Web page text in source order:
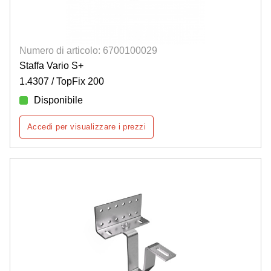
Numero di articolo: 6700100029
Staffa Vario S+
1.4307 / TopFix 200
Disponibile
Accedi per visualizzare i prezzi